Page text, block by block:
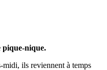
pique-nique.
midi, ils reviennent à temps